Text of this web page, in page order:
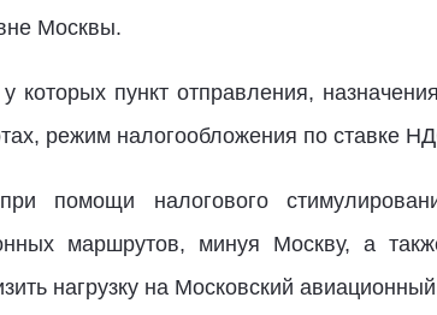
Москвы.
пункт отправления,
режим налогообложения по ставке
помощи налогового
маршрутов, минуя Москву, а
нагрузку на Московский